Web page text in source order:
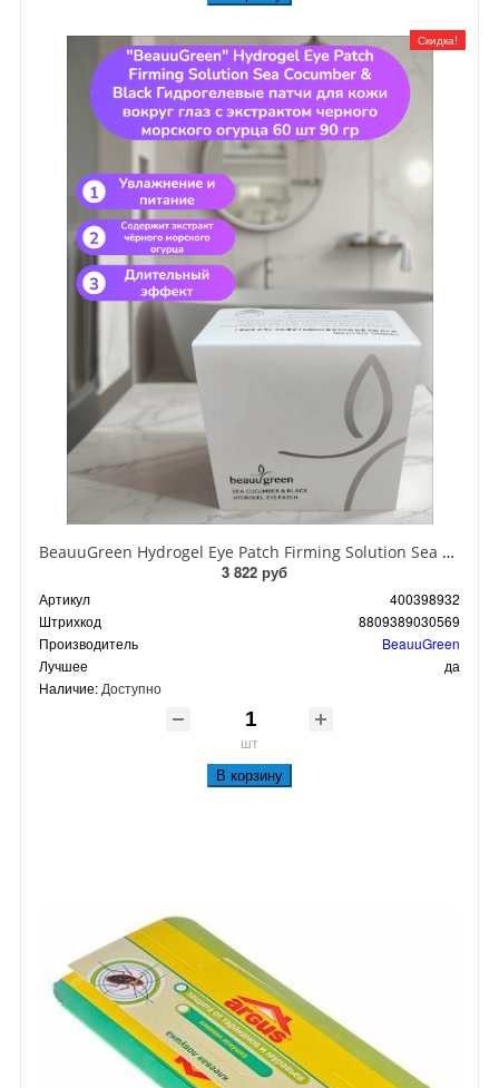
Скидка!
BeauuGreen Hydrogel Eye Patch Firming Solution Sea Cocumber & Black Гидрогелевые патчи для кожи вокруг глаз с экстрактом черного морского огурца 60 шт 90 гр
3 822 руб
Артикул
400398932
Штрихкод
8809389030569
Производитель
BeauuGreen
Лучшее
да
Наличие: Доступно
шт
В корзину